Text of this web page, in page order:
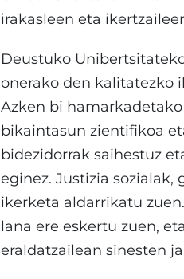
irakasleen eta
Deustuko
onerako den kalitatezko
Azken bi
bikaintasun zientifikoa
bidezidorrak saihestuz
eginez. Justizia
ikerketa aldarrikatu
lana ere eskertu zuen,
eraldatzailean sinesten